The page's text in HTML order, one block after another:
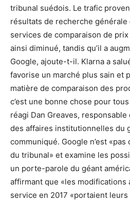
tribunal suédois. Le trafic
résultats de recherche générale
services de comparaison de
ainsi diminué, tandis qu’il a
Google, ajoute-t-il. Klarna a
favorise un marché plus sain et
matière de comparaison des
c’est une bonne chose pour
réagi Dan Greaves,
des affaires institutionnelles du
communiqué. Google n’est «pas
du tribunal» et examine les
un porte-parole du géant
affirmant que «les modifications
service en 2017 «portaient leurs